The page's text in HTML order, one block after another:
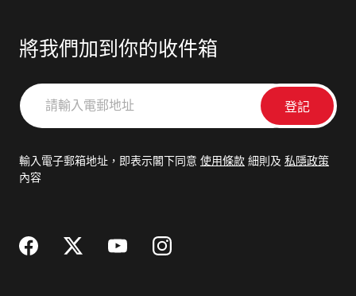
將我們加到你的收件箱
請
輸
郵
輸入電子郵箱地址，即表示閣下同意 使用條款 細則及 私隱政策
內容